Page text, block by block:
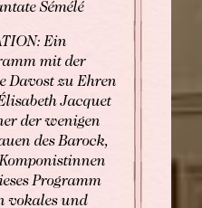
Sémélé
Ein
mit der
Davost zu Ehren
Jacquet
der wenigen
des Barock,
Programm
vokales und